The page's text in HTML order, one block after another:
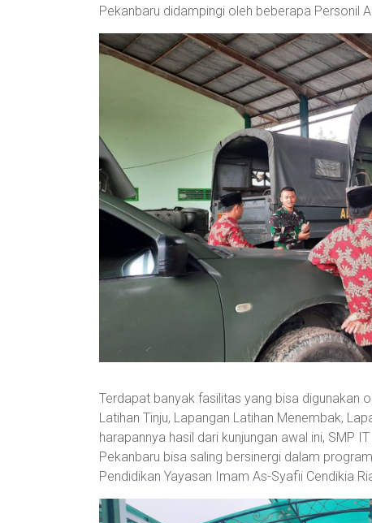
Pekanbaru didampingi oleh beberapa Personil
Terdapat banyak fasilitas yang bisa digunakan
Latihan Tinju, Lapangan Latihan Menembak,
harapannya hasil dari kunjungan awal ini, SMP
Pekanbaru bisa saling bersinergi dalam
Pendidikan Yayasan Imam As-Syafii Cendikia